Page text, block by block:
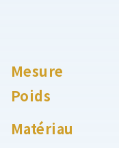
Mesure
Poids
Matériau